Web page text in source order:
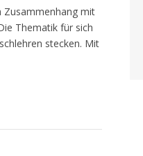
Zusammenhang mit
Thematik für sich
stecken. Mit